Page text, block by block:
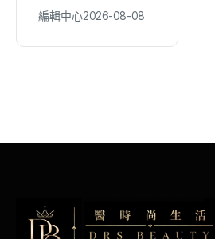
徵才媒合率近6成
編輯中心2026-08-08